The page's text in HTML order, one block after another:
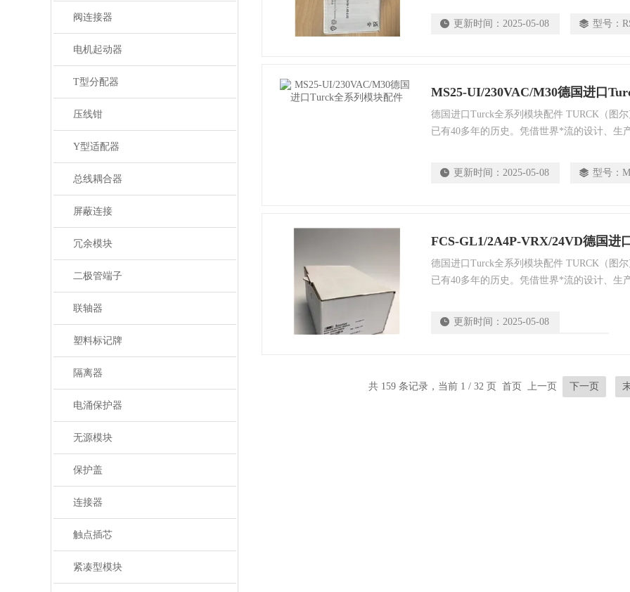
阀连接器
电机起动器
T型分配器
压线钳
Y型适配器
总线耦合器
屏蔽连接
冗余模块
二极管端子
联轴器
塑料标记牌
隔离器
电涌保护器
无源模块
保护盖
连接器
触点插芯
紧凑型模块
业的技术支持与定制产品，还能确保直接在
更新时间： 2025-05-08 型号：
MS25-UI/230VAC/M30德国进口
德国进口Turck全系列模块配件 TURCK（图
已有40多年的历史。凭借世界*流的设计、生
业的技术支持与定制产品，还能确保直接在
更新时间： 2025-05-08 型号：
德国进口Turck全系列模块配件 TURCK（图
已有40多年的历史。凭借世界*流的设计、生
业的技术支持与定制产品，还能确保直接在
更新时间： 2025-05-08
共 159 条记录，当前 1 / 32 页 首页 上一页 下一页